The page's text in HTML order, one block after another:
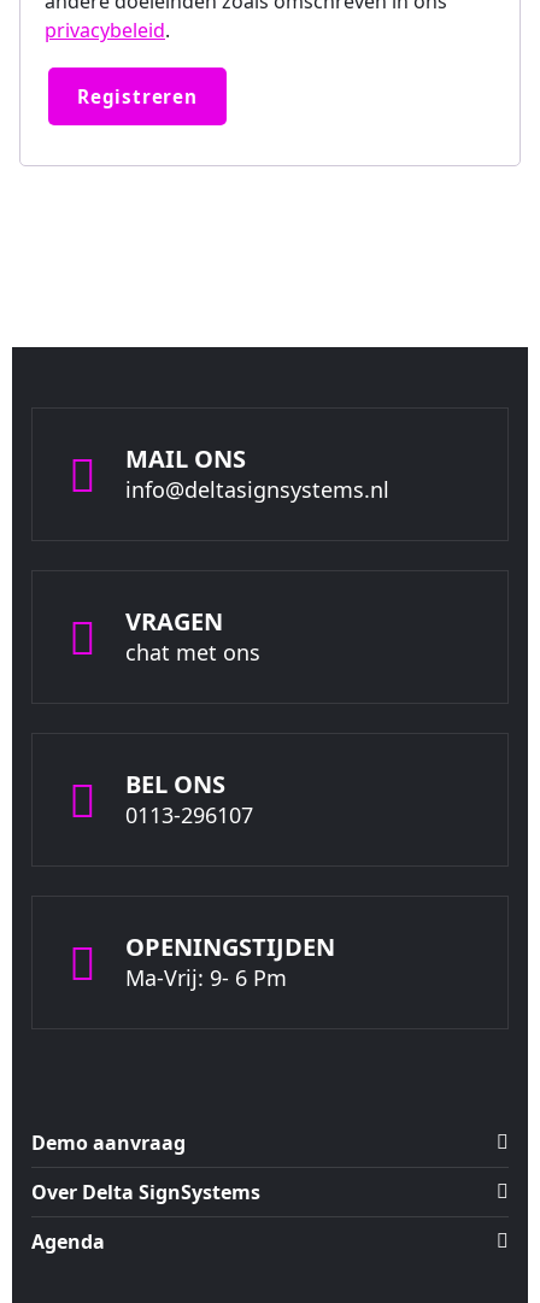
privacybeleid.
Registreren
MAIL ONS
info@deltasignsystems.nl
VRAGEN
chat met ons
BEL ONS
0113-296107
OPENINGSTIJDEN
Ma-Vrij: 9- 6 Pm
Demo aanvraag
Over Delta SignSystems
Agenda